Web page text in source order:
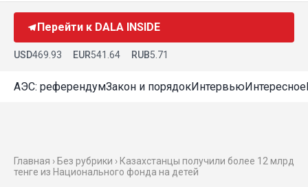
Перейти к DALA INSIDE
USD469.93 EUR541.64 RUB5.71
АЭС: референдумЗакон и порядокИнтервьюИнтересное
Главная › Без рубрики › Казахстанцы получили более 12 млрд
тенге из Национального фонда на детей